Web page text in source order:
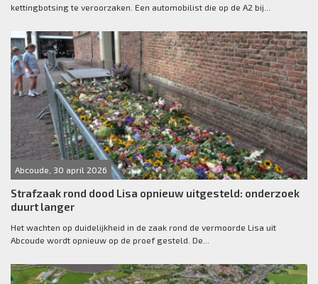
kettingbotsing te veroorzaken. Een automobilist die op de A2 bij...
Abcoude, 30 april 2026
Strafzaak rond dood Lisa opnieuw uitgesteld: onderzoek
duurt langer
Het wachten op duidelijkheid in de zaak rond de vermoorde Lisa uit
Abcoude wordt opnieuw op de proef gesteld. De...